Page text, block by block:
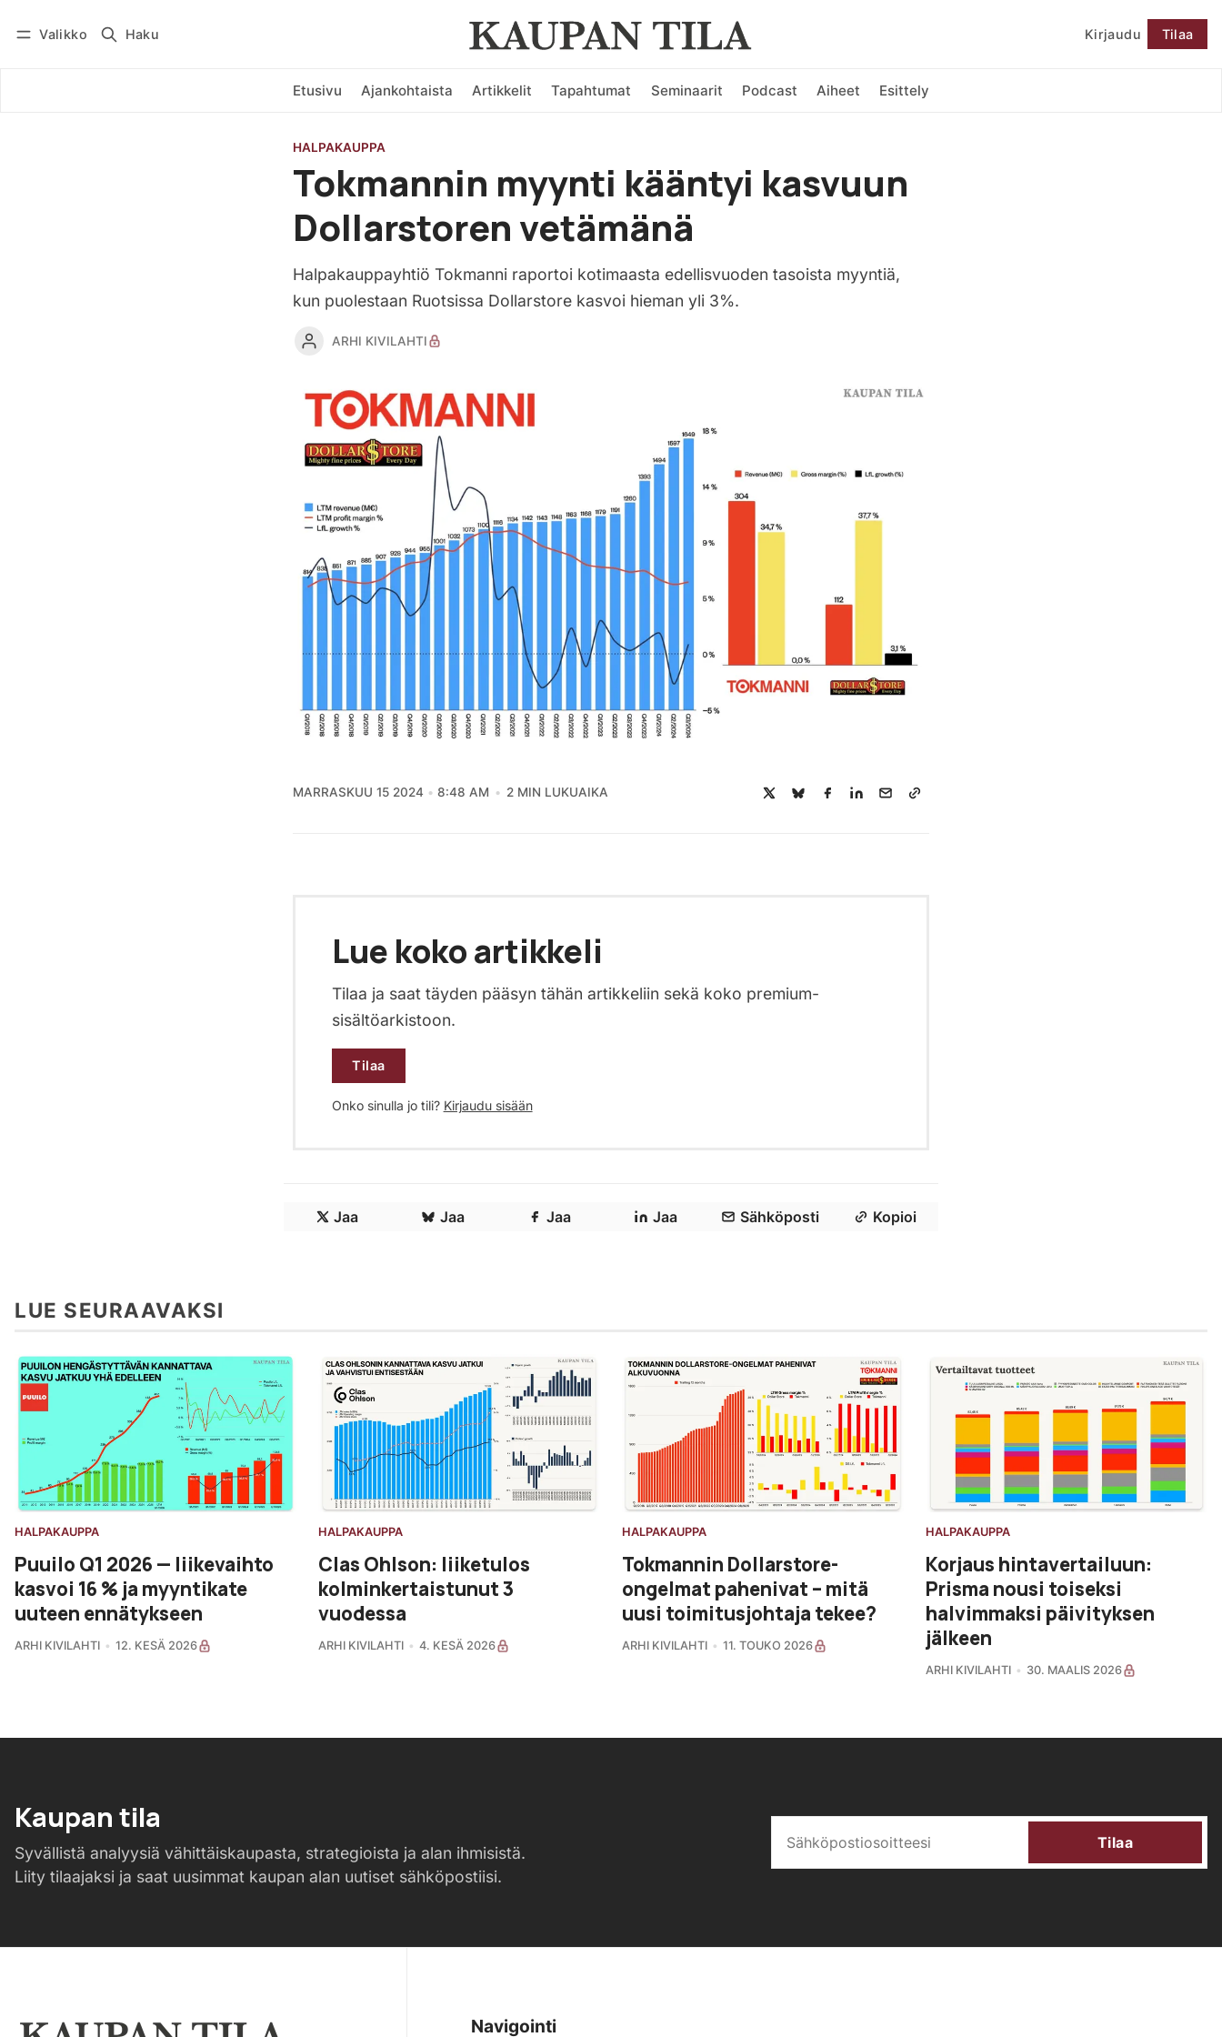
Valikko Haku Kirjaudu Tilaa
Etusivu Ajankohtaista Artikkelit Tapahtumat Seminaarit Podcast Aiheet Esittely
Seuraa
HALPAKAUPPA
Tokmannin myynti kääntyi kasvuun
Dollarstoren vetämänä
Halpakauppayhtiö Tokmanni raportoi kotimaasta edellisvuoden tasoista myyntiä,
kun puolestaan Ruotsissa Dollarstore kasvoi hieman yli 3%.
ARHI KIVILAHTI
MARRASKUU 15 2024 8:48 AM 2 MIN LUKUAIKA
Lue koko artikkeli
Tilaa ja saat täyden pääsyn tähän artikkeliin sekä koko premium-
sisältöarkistoon.
Tilaa
Onko sinulla jo tili? Kirjaudu sisään
Jaa Jaa Jaa Jaa Sähköposti Kopioi
LUE SEURAAVAKSI
HALPAKAUPPA
Puuilo Q1 2026 — liikevaihto
kasvoi 16 % ja myyntikate
uuteen ennätykseen
ARHI KIVILAHTI 12. KESÄ 2026
HALPAKAUPPA
Clas Ohlson: liiketulos
kolminkertaistunut 3
vuodessa
ARHI KIVILAHTI 4. KESÄ 2026
HALPAKAUPPA
Tokmannin Dollarstore-
ongelmat pahenivat – mitä
uusi toimitusjohtaja tekee?
ARHI KIVILAHTI 11. TOUKO 2026
HALPAKAUPPA
Korjaus hintavertailuun:
Prisma nousi toiseksi
halvimmaksi päivityksen
jälkeen
ARHI KIVILAHTI 30. MAALIS 2026
Kaupan tila
Syvällistä analyysiä vähittäiskaupasta, strategioista ja alan ihmisistä.
Liity tilaajaksi ja saat uusimmat kaupan alan uutiset sähköpostiisi.
Tilaa
Navigointi